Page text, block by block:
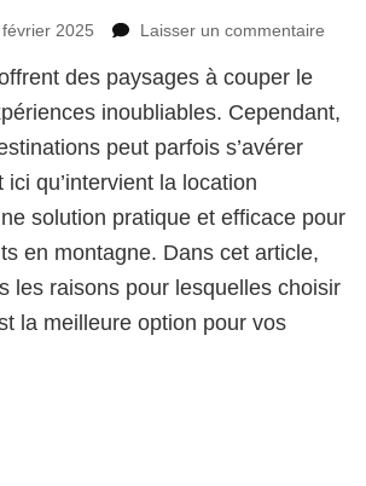
2025 Laisser un commentaire
un
des paysages à couper le
inoubliables. Cependant,
peut parfois s’avérer
ici qu’intervient la location
solution pratique et efficace pour
en montagne. Dans cet article,
les raisons pour lesquelles choisir
la meilleure option pour vos